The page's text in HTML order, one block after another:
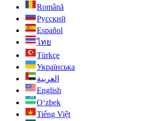
Română
Русский
Español
ไทย
Türkçe
Українська
العربية
English
O‘zbek
Tiếng Việt